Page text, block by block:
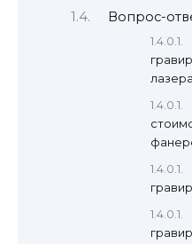
Вопрос-